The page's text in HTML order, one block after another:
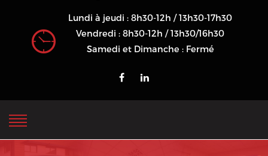
Lundi à jeudi : 8h30-12h / 13h30-17h30
Vendredi : 8h30-12h / 13h30/16h30
Samedi et Dimanche : Fermé